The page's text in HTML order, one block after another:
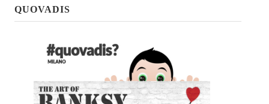
Epiquark
Intervistando
Boheme
QUOVADIS